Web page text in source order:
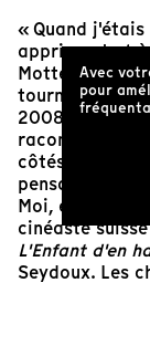
« Quand
apprise, c'est
Mottet Klein a
tourner dans
2008. De sa
raconte le
côtés
pensais pas
Moi, en un
cinéaste
L'Enfant d'en
Seydoux. Les
que c'est
Avec
pour